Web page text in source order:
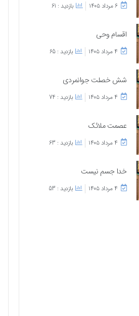
۶ مرداد ۱۴۰۵ بازدید : 61
اقسام وحی
۴ مرداد ۱۴۰۵ بازدید : 65
شش خصلت جوانمردی
۴ مرداد ۱۴۰۵ بازدید : 74
عصمت ملائک
۴ مرداد ۱۴۰۵ بازدید : 63
خدا جسم نیست
۴ مرداد ۱۴۰۵ بازدید : 53